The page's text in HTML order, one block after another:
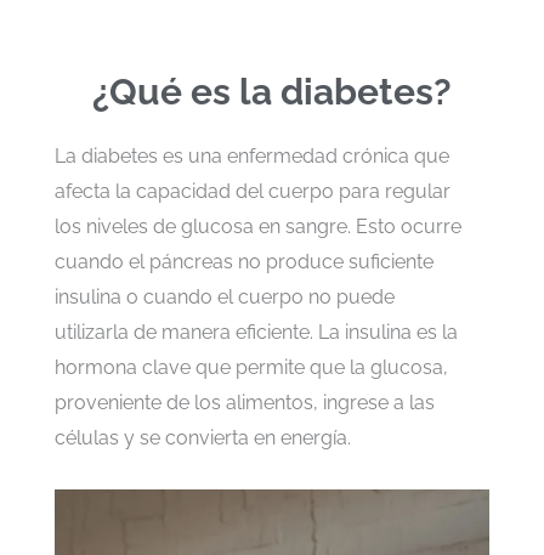
¿Qué es la diabetes?
La diabetes es una enfermedad crónica que
afecta la capacidad del cuerpo para regular
los niveles de glucosa en sangre. Esto ocurre
cuando el páncreas no produce suficiente
insulina o cuando el cuerpo no puede
utilizarla de manera eficiente. La insulina es la
hormona clave que permite que la glucosa,
proveniente de los alimentos, ingrese a las
células y se convierta en energía.